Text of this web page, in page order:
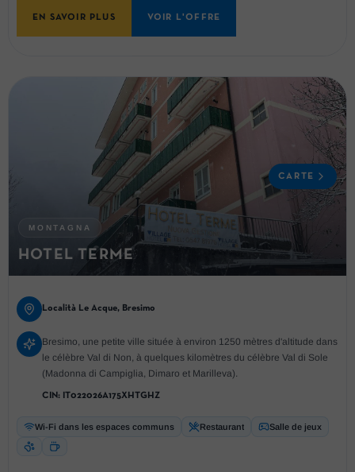
EN SAVOIR PLUS VOIR L'OFFRE
MONTAGNA
HOTEL TERME
CARTE
Località Le Acque, Bresimo
Bresimo, une petite ville située à environ 1250 mètres d'altitude dans
le célèbre Val di Non, à quelques kilomètres du célèbre Val di Sole
(Madonna di Campiglia, Dimaro et Marilleva).
CIN: IT022026A175XHTGHZ
Wi-Fi dans les espaces communs Restaurant Salle de jeux